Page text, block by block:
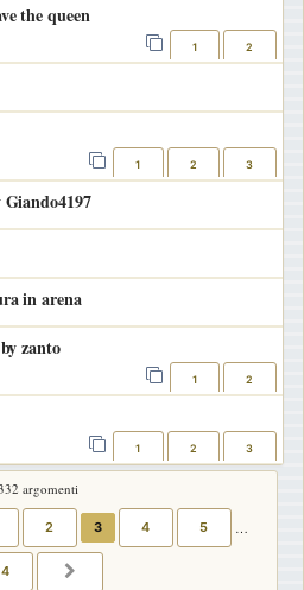
the queen
1 2
1 2 3
in arena
zanto
1 2
1 2 3
argomenti
2 3 4 5 …